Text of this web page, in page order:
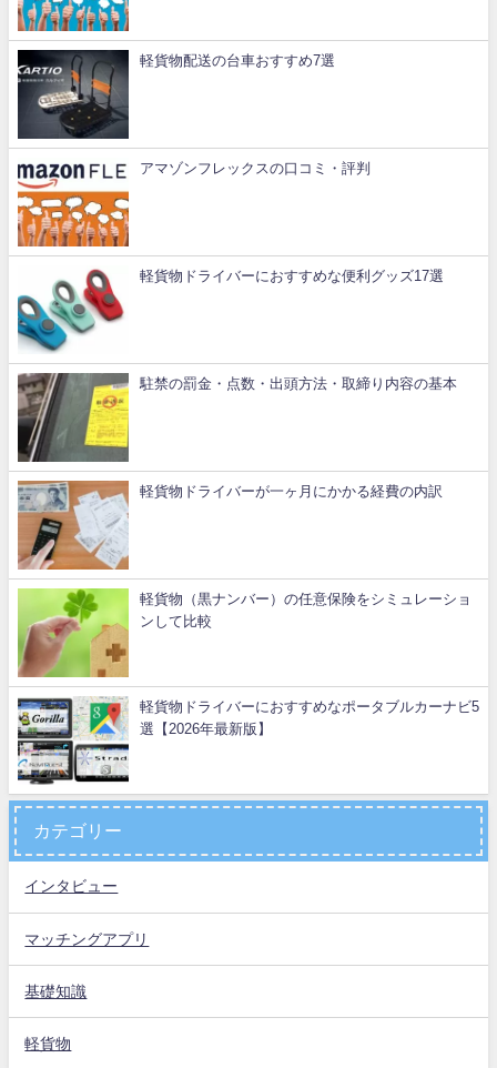
軽貨物配送の台車おすすめ7選
アマゾンフレックスの口コミ・評判
軽貨物ドライバーにおすすめな便利グッズ17選
駐禁の罰金・点数・出頭方法・取締り内容の基本
軽貨物ドライバーが一ヶ月にかかる経費の内訳
軽貨物（黒ナンバー）の任意保険をシミュレーショ
ンして比較
軽貨物ドライバーにおすすめなポータブルカーナビ5
選【2026年最新版】
カテゴリー
インタビュー
マッチングアプリ
基礎知識
軽貨物